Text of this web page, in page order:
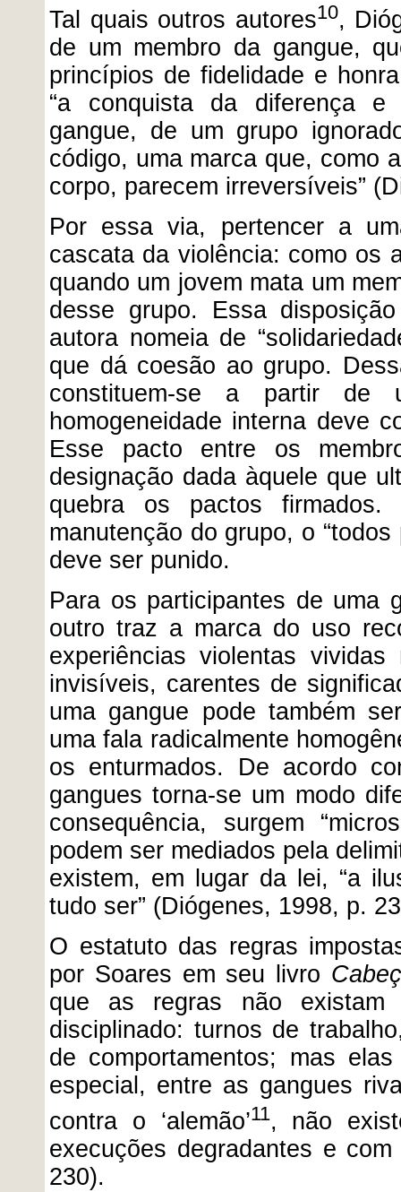
Tal quais outros autores10,
de um membro da gangue,
princípios de fidelidade e
“a conquista da diferença
gangue, de um grupo
código, uma marca que, como
corpo, parecem irreversíveis”
Por essa via, pertencer a
cascata da violência: como os
quando um jovem mata um
desse grupo. Essa
autora nomeia de
que dá coesão ao grupo.
constituem-se a partir
homogeneidade interna deve
Esse pacto entre os
designação dada àquele que
quebra os pactos
manutenção do grupo, o
deve ser punido.
Para os participantes de uma
outro traz a marca do uso
experiências violentas
invisíveis, carentes de
uma gangue pode também
uma fala radicalmente
os enturmados. De acordo
gangues torna-se um modo
consequência, surgem
podem ser mediados pela
existem, em lugar da lei, “a
tudo ser” (Diógenes, 1998, p.
O estatuto das regras
por Soares em seu livro
que as regras não
disciplinado: turnos de
de comportamentos; mas
especial, entre as gangues
contra o ‘alemão’11, não
execuções degradantes e
230).